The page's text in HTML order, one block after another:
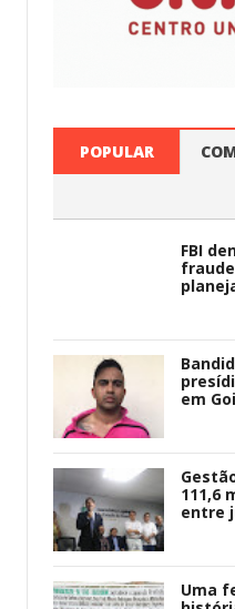
POPULAR
FBI
em
111,6
entre
Uma